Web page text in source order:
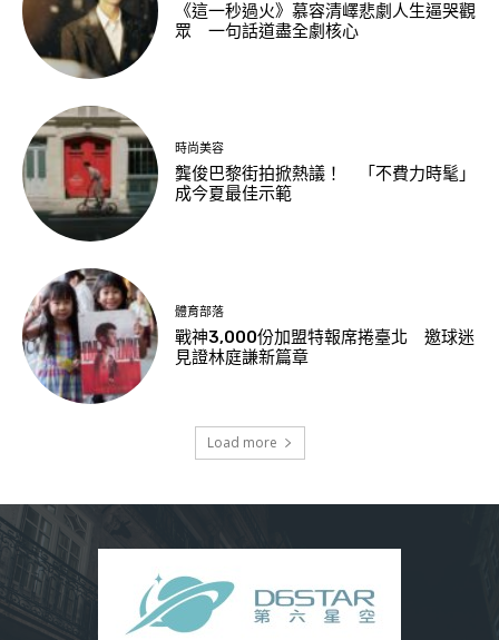
《這一秒過火》慕容清嶧悲劇人生逼哭觀
眾 一句話道盡全劇核心
時尚美容
龔俊巴黎街拍掀熱議！ 「不費力時髦」
成今夏最佳示範
體育部落
戰神3,000份加盟特報席捲臺北 邀球迷
見證林庭謙新篇章
Load more